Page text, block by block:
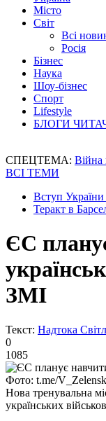
Місто
Світ
Всі
Росія
Бізнес
Наука
Шоу-бізнес
Спорт
Lifestyle
БЛОГИ
СПЕЦТЕМА: Війна
ВСІ ТЕМИ
Вступ
Теракт в
ЄС
ЗМІ
Текст: Надтока
0
1085
Фото: t.me/
Нова тренувальна
українських